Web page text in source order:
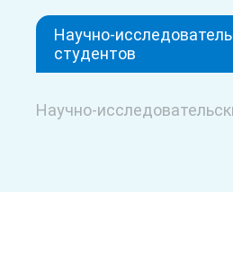
Научно-
студентов
Научно-